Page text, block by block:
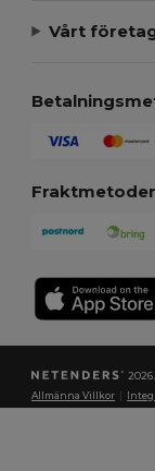
Vårt
Fraktmetoder
Allmänna Villkor